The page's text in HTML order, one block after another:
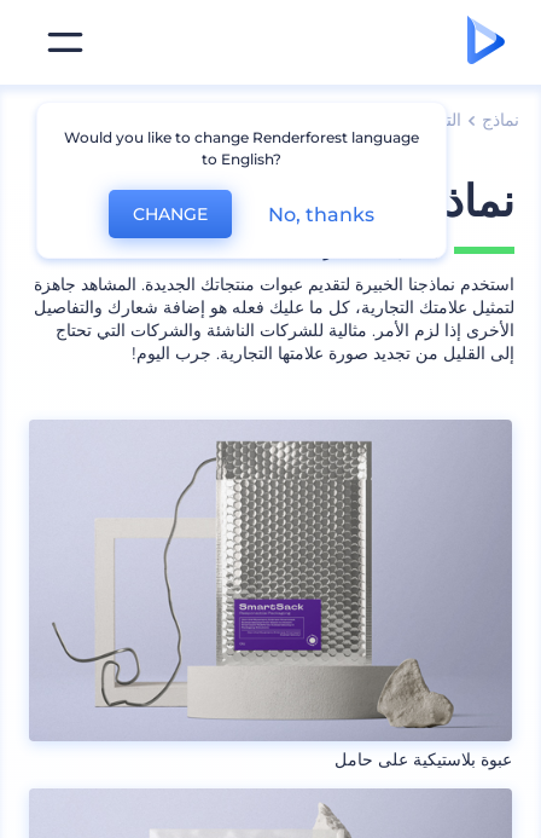
نماذج التعبئة
نماذج تعبئة بلاستيكية
استخدم نماذجنا الخبيرة لتقديم عبوات منتجاتك الجديدة. المشاهد جاهزة
لتمثيل علامتك التجارية، كل ما عليك فعله هو إضافة شعارك والتفاصيل
الأخرى إذا لزم الأمر. مثالية للشركات الناشئة والشركات التي تحتاج
إلى القليل من تجديد صورة علامتها التجارية. جرب اليوم!
عبوة بلاستيكية على حامل
Would you like to change Renderforest language
to English?
CHANGE No, thanks